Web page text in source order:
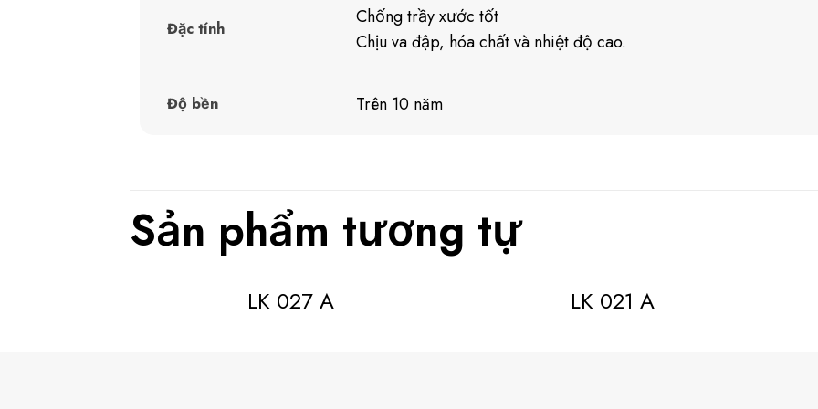
Đặc tính
Chống trầy xước tốt
Chịu va đập, hóa chất và nhiệt độ cao.
Độ bền Trên 10 năm
Sản phẩm tương tự
LK 027 A LK 021 A